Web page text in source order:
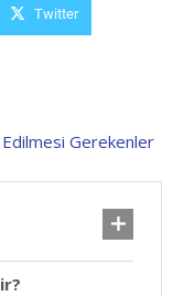
Twitter